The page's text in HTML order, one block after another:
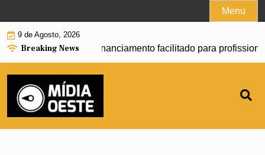
to
content
Menu
9 de Agosto, 2026
Breaking News
começa a oferecer financiamento facilitado para